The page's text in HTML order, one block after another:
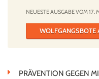
NEUESTE AUSGABE VOM 17.
WOLFGANGSBOTE
PRÄVENTION GEGEN